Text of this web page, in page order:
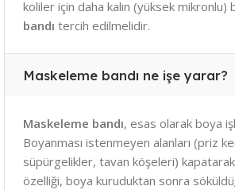
koliler için daha kalın (yüksek mikronlu)
bandı tercih edilmelidir.
Maskeleme bandı ne işe yarar?
Maskeleme bandı, esas olarak boya
Boyanması istenmeyen alanları (priz
süpürgelikler, tavan köşeleri)
özelliği, boya kuruduktan sonra